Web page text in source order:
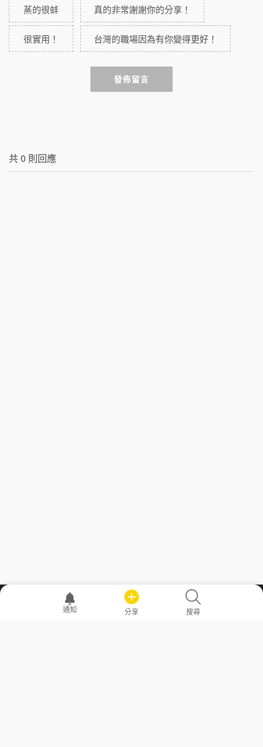
蒸的很蚌 真的非常謝謝你的分享！
很實用！ 台灣的職場因為有你變得更好！
發佈留言
共0 則回應
職場透明化運動
通知 分享 搜尋